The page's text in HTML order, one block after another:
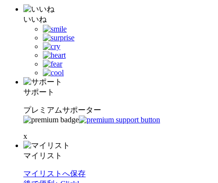
いいね
サポート
プレミアムサポーター
x
マイリスト
マイリストへ保存